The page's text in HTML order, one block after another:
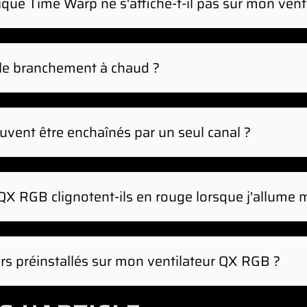
branchement à chaud ?
et les ventilateurs QX RGB ne prennent pas en
votre PC avant de connecter de nouveaux
être enchaînés par un seul canal ?
RGB peuvent être enchaînés et connectés
RGB clignotent-ils en rouge lorsque j'allume
plus de sept (7) ventilateurs QX RGB ou
votre système et assurez-vous que seuls
préinstallés sur mon ventilateur QX RGB ?